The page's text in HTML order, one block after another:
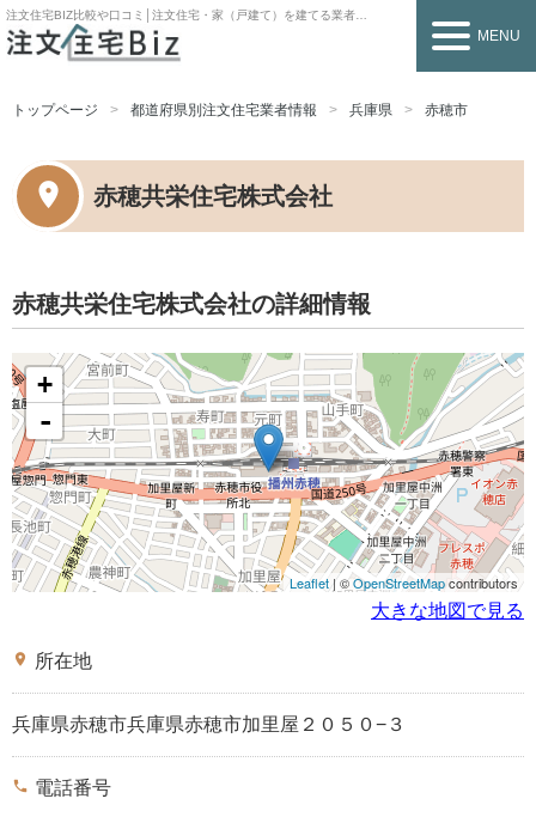
注文住宅BIZ比較や口コミ│注文住宅・家（戸建て）を建てる業者を探すなら
MENU
トップページ 都道府県別注文住宅業者情報 兵庫県 赤穂市
赤穂共栄住宅株式会社
赤穂共栄住宅株式会社の詳細情報
+
-
Leaflet| ©OpenStreetMapcontributors
大きな地図で見る
place 所在地
兵庫県赤穂市兵庫県赤穂市加里屋２０５０−３
phone 電話番号